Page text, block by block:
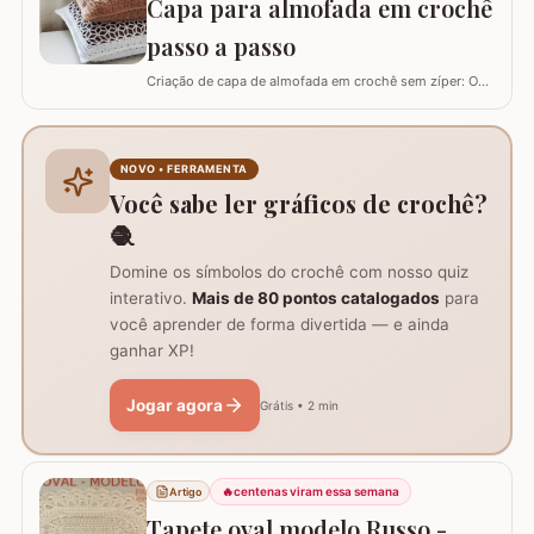
Capa para almofada em crochê
passo a passo
Criação de capa de almofada em crochê sem zíper: O
prática para lavar e versátil, usando crochê com fio de
Materiais necessários para o projeto: São
imprescindíveis fio de algodão nº6, agulha de…
NOVO • FERRAMENTA
Você sabe ler gráficos de crochê?
🧶
Domine os símbolos do crochê com nosso quiz
interativo. Mais de 80 pontos catalogados para
você aprender de forma divertida — e ainda
ganhar XP!
Jogar agora Grátis • 2 min
Artigo 🔥centenas viram essa semana